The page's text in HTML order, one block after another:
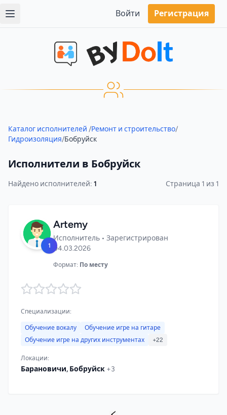
Войти Регистрация
Каталог исполнителей /Ремонт и строительство/
Гидроизоляция/Бобруйск
Исполнители в Бобруйск
Найдено исполнителей: 1 Страница 1 из 1
1
Artemy
Исполнитель • Зарегистрирован
04.03.2026
Формат: По месту
Специализации:
Обучение вокалу
Обучение игре на гитаре
Обучение игре на других инструментах
+22
Локации:
Барановичи, Бобруйск +3